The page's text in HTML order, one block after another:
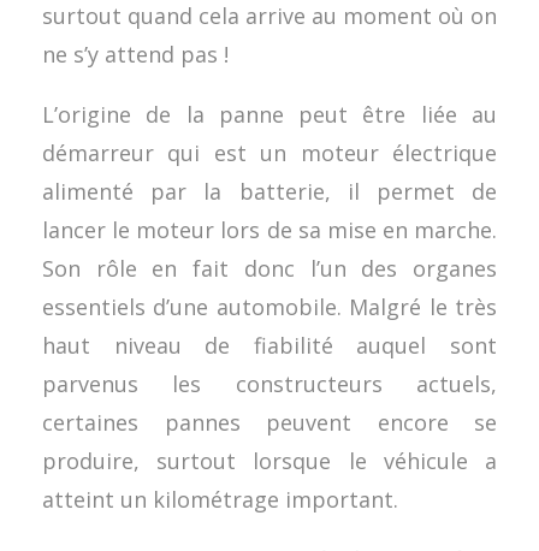
surtout quand cela arrive au moment où on
ne s’y attend pas !
L’origine de la panne peut être liée au
démarreur qui est un moteur électrique
alimenté par la batterie, il permet de
lancer le moteur lors de sa mise en marche.
Son rôle en fait donc l’un des organes
essentiels d’une automobile. Malgré le très
haut niveau de fiabilité auquel sont
parvenus les constructeurs actuels,
certaines pannes peuvent encore se
produire, surtout lorsque le véhicule a
atteint un kilométrage important.